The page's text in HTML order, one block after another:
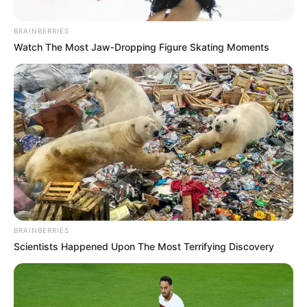
Alcaldía de Caucasia
Caucasia
Por:Diego Alejandro Escobar Calle
Junio 15, 2026
BRAINBERRIES
Watch The Most Jaw‑Dropping Figure Skating Moments
BRAINBERRIES
Scientists Happened Upon The Most Terrifying Discovery